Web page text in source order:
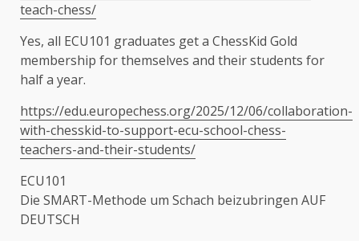
teach-chess/
Yes, all ECU101 graduates get a ChessKid Gold
membership for themselves and their students for
half a year.
https://edu.europechess.org/2025/12/06/collaboration-
with-chesskid-to-support-ecu-school-chess-
teachers-and-their-students/
ECU101
Die SMART-Methode um Schach beizubringen AUF
DEUTSCH